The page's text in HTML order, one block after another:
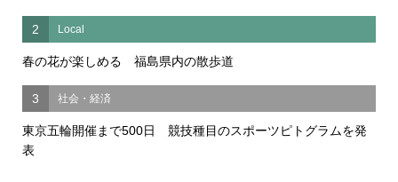
2 Local
春の花が楽しめる 福島県内の散歩道
3 社会・経済
東京五輪開催まで500日 競技種目のスポーツピトグラムを発
表